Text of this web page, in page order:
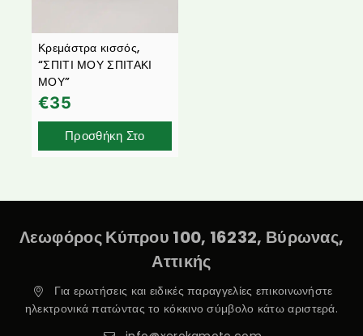
Κρεμάστρα κισσός,
“ΣΠΙΤΙ ΜΟΥ ΣΠΙΤΑΚΙ
ΜΟΥ”
€35
Προσθήκη Στο
Λεωφόρος Κύπρου 100, 16232, Βύρωνας,
Αττικής
Για ερωτήσεις και ειδικές παραγγελίες επικοινωνήστε
ηλεκτρονικά πατώντας το κόκκινο σύμβολο κάτω αριστερά.